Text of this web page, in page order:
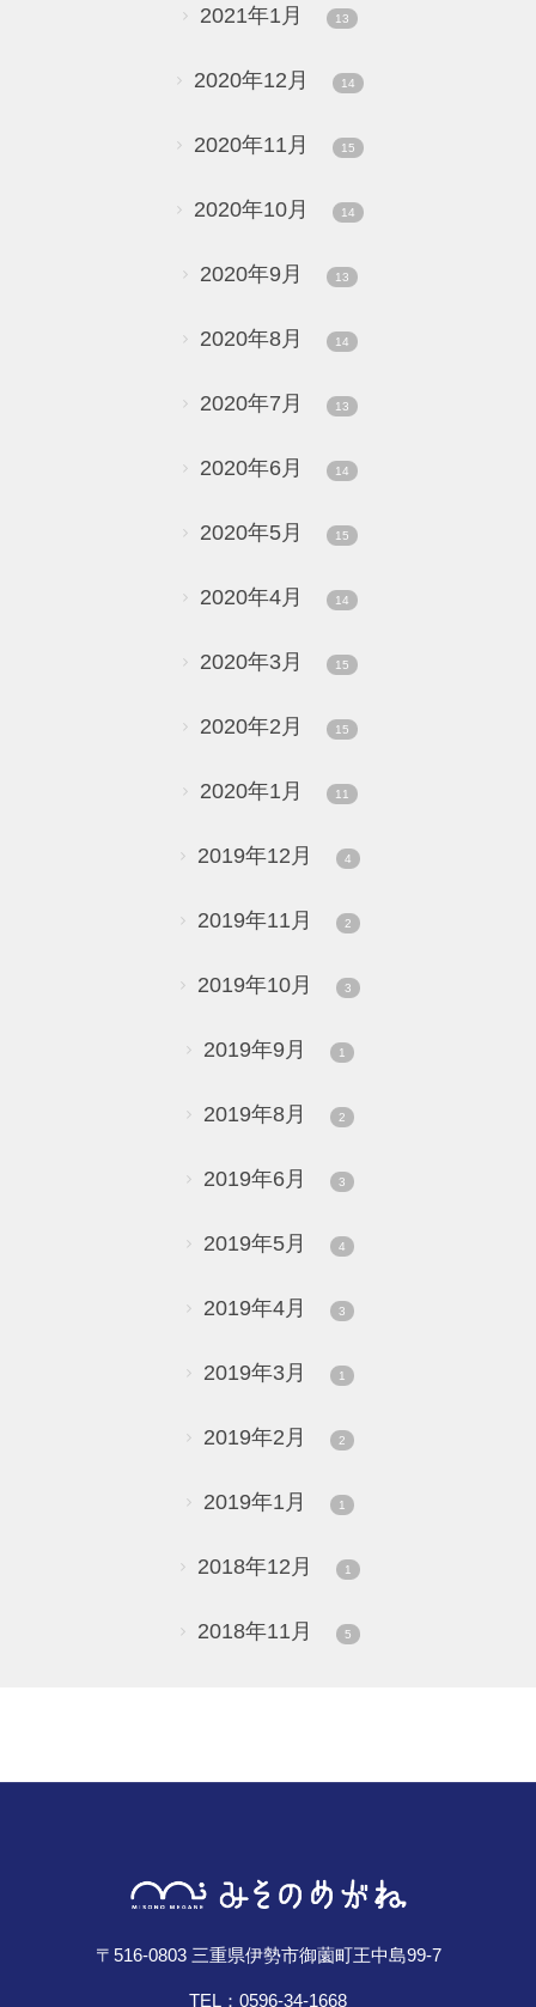
2021年1月 13
2020年12月 14
2020年11月 15
2020年10月 14
2020年9月 13
2020年8月 14
2020年7月 13
2020年6月 14
2020年5月 15
2020年4月 14
2020年3月 15
2020年2月 15
2020年1月 11
2019年12月 4
2019年11月 2
2019年10月 3
2019年9月 1
2019年8月 2
2019年6月 3
2019年5月 4
2019年4月 3
2019年3月 1
2019年2月 2
2019年1月 1
2018年12月 1
2018年11月 5
〒516-0803 三重県伊勢市御薗町王中島99-7
TEL：0596-34-1668